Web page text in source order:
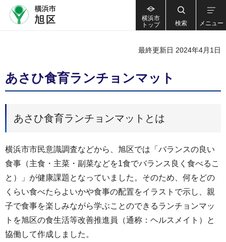
横浜市
トップ
検索 メニュー
最終更新日 2024年4月1日
あさひ食育ランチョンマット
あさひ食育ランチョンマットとは
横浜市市民意識調査などから、旭区では「バランスの良い
食事（主食・主菜・副菜などを1食でバランス良く食べるこ
と）」が健康課題となっていました。そのため、何をどの
くらい食べたらよいかや食事の配置をイラストで示し、親
子で食事を楽しみながら学ぶことのできるランチョンマッ
トを旭区の食生活等改善推進員（通称：ヘルスメイト）と
協働して作成しました。